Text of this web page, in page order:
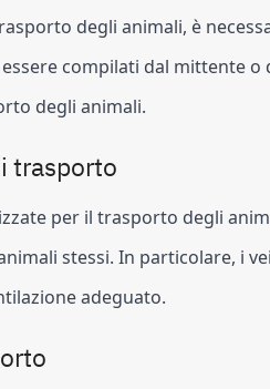
degli animali, è
compilati dal mittente
degli animali.
trasporto
per il trasporto degli
stessi. In particolare, i
adeguato.